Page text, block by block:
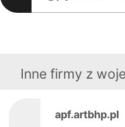
Inne firmy z
apf.artbhp.pl